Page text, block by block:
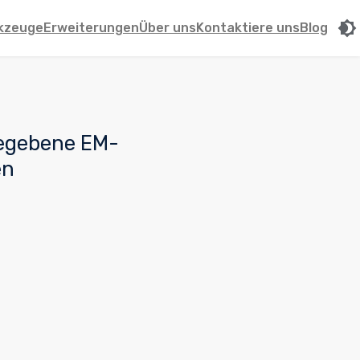
ErweiterungenÜber unsKontaktiere unsBlog
EM-